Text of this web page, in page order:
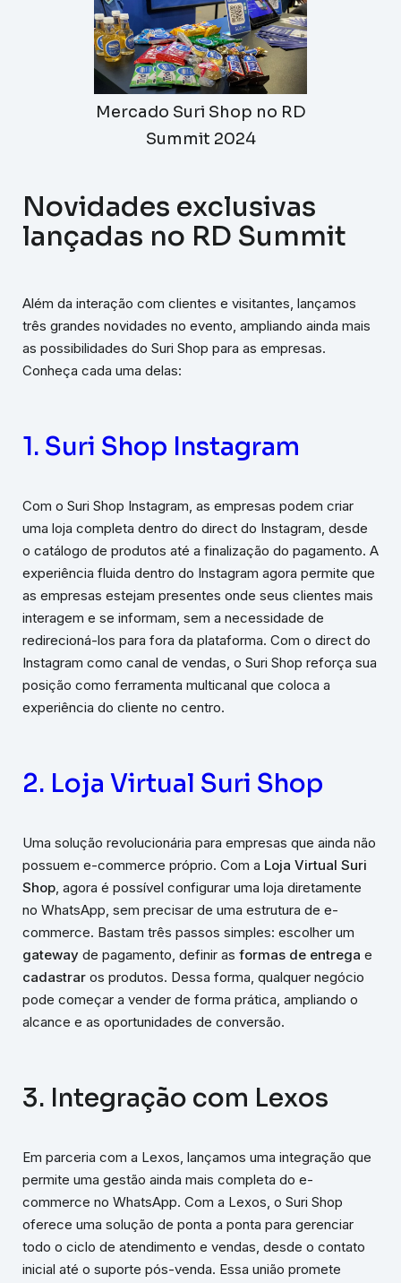
Mercado Suri Shop no RD
Summit 2024
Novidades exclusivas
lançadas no RD Summit
Além da interação com clientes e visitantes, lançamos
três grandes novidades no evento, ampliando ainda mais
as possibilidades do Suri Shop para as empresas.
Conheça cada uma delas:
1. Suri Shop Instagram
Com o Suri Shop Instagram, as empresas podem criar
uma loja completa dentro do direct do Instagram, desde
o catálogo de produtos até a finalização do pagamento. A
experiência fluida dentro do Instagram agora permite que
as empresas estejam presentes onde seus clientes mais
interagem e se informam, sem a necessidade de
redirecioná-los para fora da plataforma. Com o direct do
Instagram como canal de vendas, o Suri Shop reforça sua
posição como ferramenta multicanal que coloca a
experiência do cliente no centro.
2. Loja Virtual Suri Shop
Uma solução revolucionária para empresas que ainda não
possuem e-commerce próprio. Com a Loja Virtual Suri
Shop, agora é possível configurar uma loja diretamente
no WhatsApp, sem precisar de uma estrutura de e-
commerce. Bastam três passos simples: escolher um
gateway de pagamento, definir as formas de entrega e
cadastrar os produtos. Dessa forma, qualquer negócio
pode começar a vender de forma prática, ampliando o
alcance e as oportunidades de conversão.
3. Integração com Lexos
Em parceria com a Lexos, lançamos uma integração que
permite uma gestão ainda mais completa do e-
commerce no WhatsApp. Com a Lexos, o Suri Shop
oferece uma solução de ponta a ponta para gerenciar
todo o ciclo de atendimento e vendas, desde o contato
inicial até o suporte pós-venda. Essa união promete